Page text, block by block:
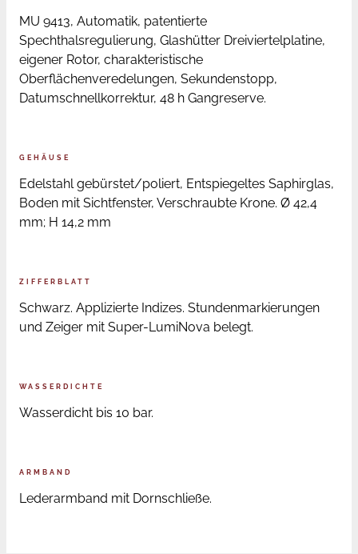
MU 9413, Automatik, patentierte
Spechthalsregulierung, Glashütter Dreiviertelplatine,
eigener Rotor, charakteristische
Oberflächenveredelungen, Sekundenstopp,
Datumschnellkorrektur, 48 h Gangreserve.
GEHÄUSE
Edelstahl gebürstet/poliert, Entspiegeltes Saphirglas,
Boden mit Sichtfenster, Verschraubte Krone. Ø 42,4
mm; H 14,2 mm
ZIFFERBLATT
Schwarz. Applizierte Indizes. Stundenmarkierungen
und Zeiger mit Super-LumiNova belegt.
WASSERDICHTE
Wasserdicht bis 10 bar.
ARMBAND
Lederarmband mit Dornschließe.